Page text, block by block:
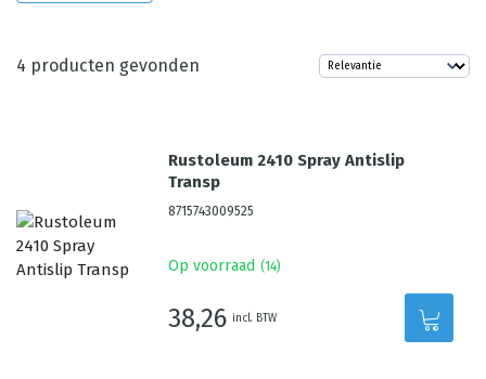
4 producten gevonden
Rustoleum 2410 Spray Antislip
Transp
8715743009525
Op voorraad (14)
38,26 incl. BTW